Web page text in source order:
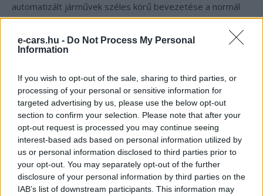
e-cars.hu - Do Not Process My Personal
Information
If you wish to opt-out of the sale, sharing to third parties, or
processing of your personal or sensitive information for
targeted advertising by us, please use the below opt-out
section to confirm your selection. Please note that after your
opt-out request is processed you may continue seeing
interest-based ads based on personal information utilized by
us or personal information disclosed to third parties prior to
your opt-out. You may separately opt-out of the further
disclosure of your personal information by third parties on the
IAB’s list of downstream participants. This information may
automatizált járművek széles körű bevezetése a normál
közúti forgalomban, valamint a nemzeti határokon átívelő
közlekedésben is.
szabályozási szigetek
A kezdeményezést a német autóipari szövetség, aVDAis
üdvözölte, és„erős jelzésnek”nevezte az önvezetés
európai elterjedése szempontjából. Dr. Marcus Bollig , a
szövetség ügyvezető igazgatója rámutatott, hogy a 4-es
szintű autonóm rendszerek sikeres elterjedéséhez
határokon átívelően alkalmazható szabályokra,